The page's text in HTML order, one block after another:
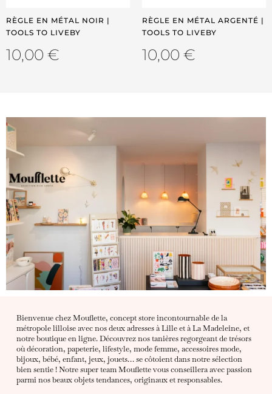
RÈGLE EN MÉTAL NOIR |
TOOLS TO LIVEBY
10,00 €
RÈGLE EN MÉTAL ARGENTÉ |
TOOLS TO LIVEBY
10,00 €
Bienvenue chez Mouflette, concept store incontournable de la
métropole lilloise avec nos deux adresses à Lille et à La Madeleine, et
notre boutique en ligne. Découvrez nos tanières regorgeant de trésors
où décoration, papeterie, lifestyle, mode femme, accessoires mode,
bijoux, bébé, enfant, jeux, jouets… se côtoient dans notre sélection
bien sentie ! Notre super team Mouflette vous conseillera avec passion
parmi nos beaux objets tendances, originaux et responsables.